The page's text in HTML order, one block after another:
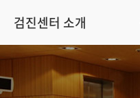
검진센터 소개